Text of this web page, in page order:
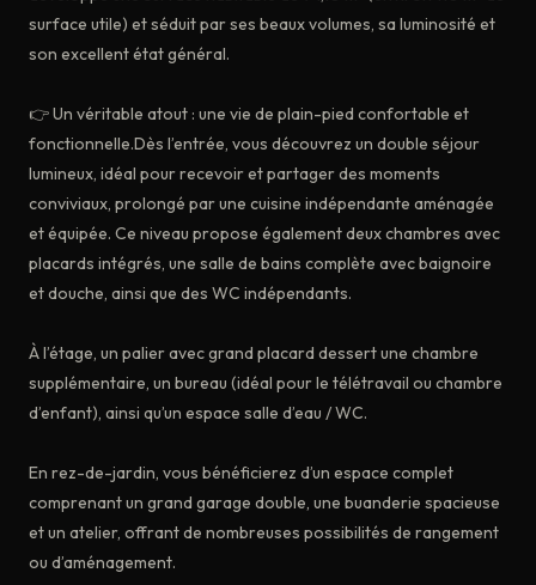
surface utile) et séduit par ses beaux volumes, sa luminosité et
son excellent état général.
👉 Un véritable atout : une vie de plain-pied confortable et
fonctionnelle.Dès l’entrée, vous découvrez un double séjour
lumineux, idéal pour recevoir et partager des moments
conviviaux, prolongé par une cuisine indépendante aménagée
et équipée. Ce niveau propose également deux chambres avec
placards intégrés, une salle de bains complète avec baignoire
et douche, ainsi que des WC indépendants.
À l’étage, un palier avec grand placard dessert une chambre
supplémentaire, un bureau (idéal pour le télétravail ou chambre
d’enfant), ainsi qu’un espace salle d’eau / WC.
En rez-de-jardin, vous bénéficierez d’un espace complet
comprenant un grand garage double, une buanderie spacieuse
et un atelier, offrant de nombreuses possibilités de rangement
ou d’aménagement.